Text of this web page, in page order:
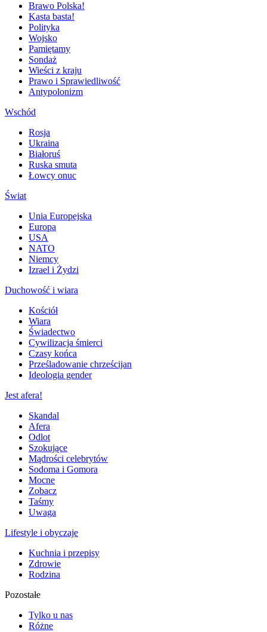
Brawo Polska!
Kasta basta!
Polityka
Wojsko
Pamiętamy
Sondaż
Wieści z kraju
Prawo i Sprawiedliwość
Antypolonizm
Wschód
Rosja
Ukraina
Białoruś
Ruska smuta
Łowcy onuc
Świat
Unia Europejska
Europa
USA
NATO
Niemcy
Izrael i Żydzi
Duchowość i wiara
Kościół
Wiara
Świadectwo
Cywilizacja śmierci
Czasy końca
Prześladowanie chrześcijan
Ideologia gender
Jest afera!
Skandal
Afera
Odlot
Szokujące
Mądrości celebrytów
Sodoma i Gomora
Mocne
Zobacz
Taśmy
Uwaga
Lifestyle i obyczaje
Kuchnia i przepisy
Zdrowie
Rodzina
Pozostałe
Tylko u nas
Różne